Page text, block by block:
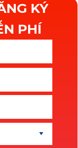
KÝ
PHÍ